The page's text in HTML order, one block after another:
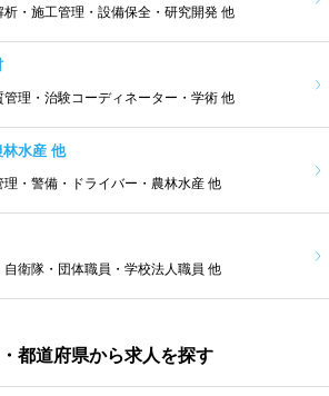
・施工管理・設備保全・研究開発 他
理・治験コーディネーター・学術 他
水産 他
・警備・ドライバー・農林水産 他
衛隊・団体職員・学校法人職員 他
都道府県から求人を探す